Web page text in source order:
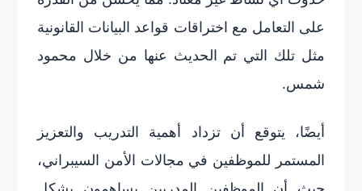
على التعامل مع اختراقات قواعد البيانات القانونية
مثل تلك التي تم الحديث عنها من خلال محمود
شمس.
أيضًا، يتوقع أن تزداد أهمية التدريب والتعزيز
المستمر للموظفين في مجالات الأمن السيبراني،